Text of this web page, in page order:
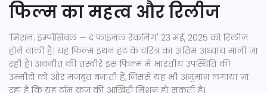
फिल्म का महत्व और रिलीज
'मिशन: इम्पॉसिबल — द फाइनल रेकनिंग' 23 मई, 2025 को रिलीज
होने वाली है। यह फिल्म इथन हंट के चरित्र का अंतिम अध्याय मानी जा
रही है। अवनीत की तस्वीरें इस फिल्म में भारतीय उपस्थिति की
उम्मीदों को और मजबूत बनाती हैं, जिससे यह भी अनुमान लगाया जा
रहा है कि यह टॉम क्रूज की आखिरी मिशन हो सकती है।